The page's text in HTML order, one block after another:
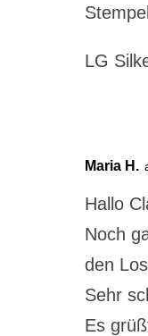
LG
Maria H.
Hallo
Noch
den
Sehr
Es